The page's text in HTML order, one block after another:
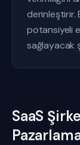
derinleştirir.
potansiyeli
sağlayacak
SaaS